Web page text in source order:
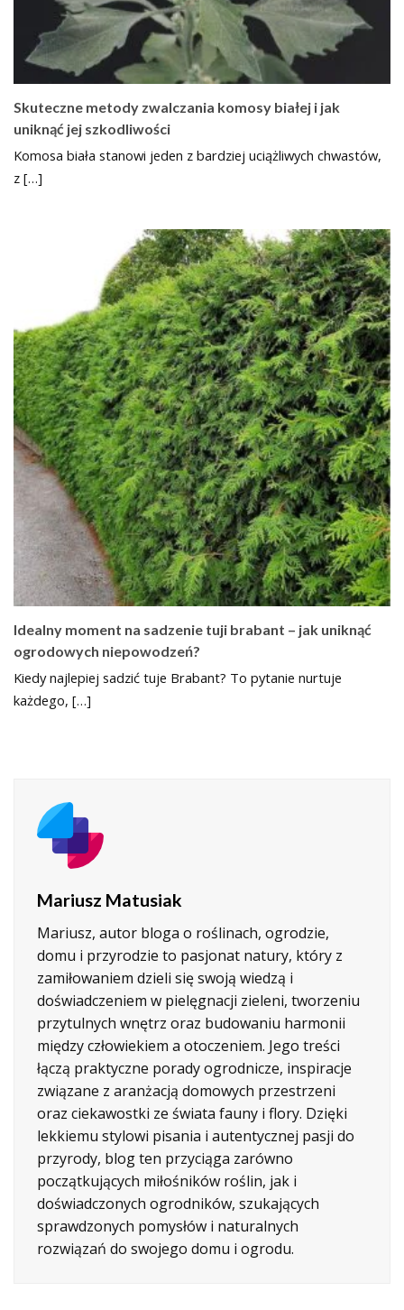
Skuteczne metody zwalczania komosy białej i jak
uniknąć jej szkodliwości
Komosa biała stanowi jeden z bardziej uciążliwych chwastów,
z […]
Idealny moment na sadzenie tuji brabant – jak uniknąć
ogrodowych niepowodzeń?
Kiedy najlepiej sadzić tuje Brabant? To pytanie nurtuje
każdego, […]
Mariusz Matusiak
Mariusz, autor bloga o roślinach, ogrodzie,
domu i przyrodzie to pasjonat natury, który z
zamiłowaniem dzieli się swoją wiedzą i
doświadczeniem w pielęgnacji zieleni, tworzeniu
przytulnych wnętrz oraz budowaniu harmonii
między człowiekiem a otoczeniem. Jego treści
łączą praktyczne porady ogrodnicze, inspiracje
związane z aranżacją domowych przestrzeni
oraz ciekawostki ze świata fauny i flory. Dzięki
lekkiemu stylowi pisania i autentycznej pasji do
przyrody, blog ten przyciąga zarówno
początkujących miłośników roślin, jak i
doświadczonych ogrodników, szukających
sprawdzonych pomysłów i naturalnych
rozwiązań do swojego domu i ogrodu.